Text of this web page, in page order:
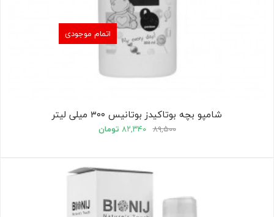
اتمام موجودی
شامپو بچه بوتاکیدز بوتانیس ۳۰۰ میلی لیتر
۸۹,۵۰۰ ۸۲,۳۴۰ تومان